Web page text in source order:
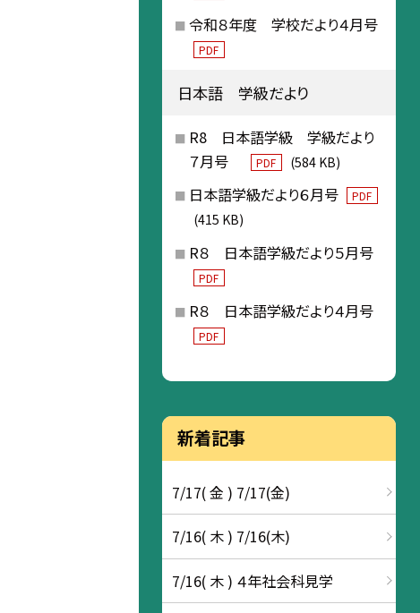
令和８年度 学校だより４月号
PDF
日本語 学級だより
R8 日本語学級 学級だより
７月号
PDF (584 KB)
日本語学級だより６月号 PDF
(415 KB)
R８ 日本語学級だより５月号
PDF
R８ 日本語学級だより４月号
PDF
新着記事
7/17( 金 ) 7/17(金)
7/16( 木 ) 7/16(木)
7/16( 木 ) ４年社会科見学